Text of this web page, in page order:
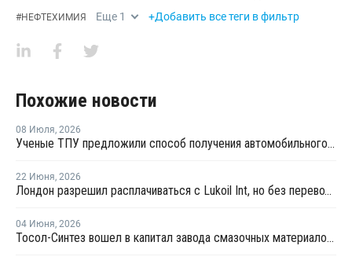
#НЕФТЕХИМИЯ Еще 1 +Добавить все теги в фильтр
Похожие новости
08 Июля, 2026
Ученые ТПУ предложили способ получения автомобильного бензина из пластиковых отходов
22 Июня, 2026
Лондон разрешил расплачиваться с Lukoil Int, но без перевода средств Лукойлу
04 Июня, 2026
Тосол-Синтез вошел в капитал завода смазочных материалов "Девон"